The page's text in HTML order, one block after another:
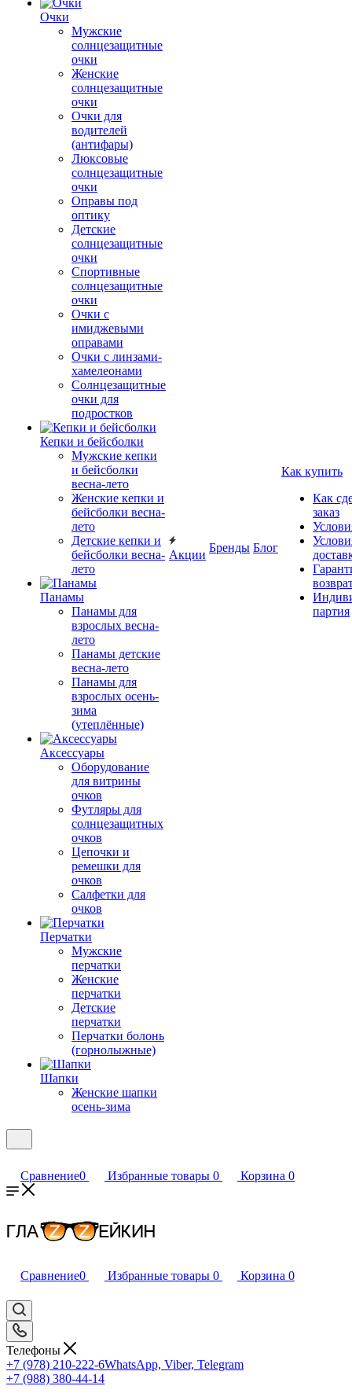
Очки
Мужские
солнцезащитные
очки
Женские
солнцезащитные
очки
Очки для
водителей
(антифары)
Люксовые
солнцезащитные
очки
Оправы под
оптику
Детские
солнцезащитные
очки
Спортивные
солнцезащитные
очки
Очки с
имиджевыми
оправами
Очки с линзами-
хамелеонами
Солнцезащитные
очки для
подростков
Кепки и бейсболки
Мужские кепки
и бейсболки
весна-лето
Женские кепки и
бейсболки весна-
лето
Детские кепки и
бейсболки весна-
лето
Панамы
Панамы для
взрослых весна-
лето
Панамы детские
весна-лето
Панамы для
взрослых осень-
зима
(утеплённые)
Аксессуары
Оборудование
для витрины
очков
Футляры для
солнцезащитных
очков
Цепочки и
ремешки для
очков
Салфетки для
очков
Перчатки
Мужские
перчатки
Женские
перчатки
Детские
перчатки
Перчатки болонь
(горнолыжные)
Шапки
Женские шапки
осень-зима
Акции
Бренды Блог
Как купить
Как
заказ
партия
Сравнение0 Избранные товары 0 Корзина 0
Сравнение0 Избранные товары 0 Корзина 0
Телефоны
+7 (978) 210-222-6WhatsApp, Viber, Telegram
+7 (988) 380-44-14